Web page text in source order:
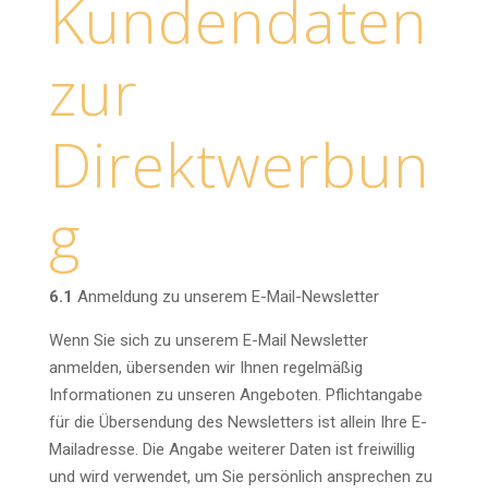
Kundendaten
zur
Direktwerbun
g
6.1 Anmeldung zu unserem E-Mail-Newsletter
Wenn Sie sich zu unserem E-Mail Newsletter
anmelden, übersenden wir Ihnen regelmäßig
Informationen zu unseren Angeboten. Pflichtangabe
für die Übersendung des Newsletters ist allein Ihre E-
Mailadresse. Die Angabe weiterer Daten ist freiwillig
und wird verwendet, um Sie persönlich ansprechen zu